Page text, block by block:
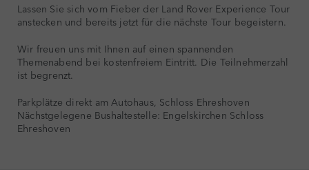
Lassen Sie sich vom Fieber der Land Rover Experience Tour
anstecken und bereits jetzt für die nächste Tour begeistern.
Wir freuen uns mit Ihnen auf einen spannenden
Themenabend bei kostenfreiem Eintritt. Die Teilnehmerzahl
ist begrenzt.
Parkplätze direkt am Autohaus, Schloss Ehreshoven
Nächstgelegene Bushaltestelle: Engelskirchen Schloss
Ehreshoven